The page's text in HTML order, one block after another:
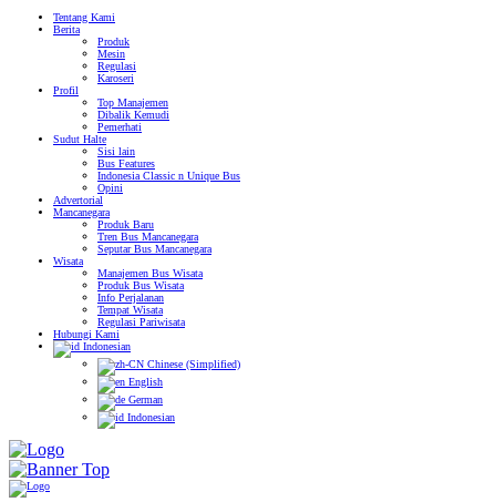
Tentang Kami
Berita
Produk
Mesin
Regulasi
Karoseri
Profil
Top Manajemen
Dibalik Kemudi
Pemerhati
Sudut Halte
Sisi lain
Bus Features
Indonesia Classic n Unique Bus
Opini
Advertorial
Mancanegara
Produk Baru
Tren Bus Mancanegara
Seputar Bus Mancanegara
Wisata
Manajemen Bus Wisata
Produk Bus Wisata
Info Perjalanan
Tempat Wisata
Regulasi Pariwisata
Hubungi Kami
Indonesian
Chinese (Simplified)
English
German
Indonesian